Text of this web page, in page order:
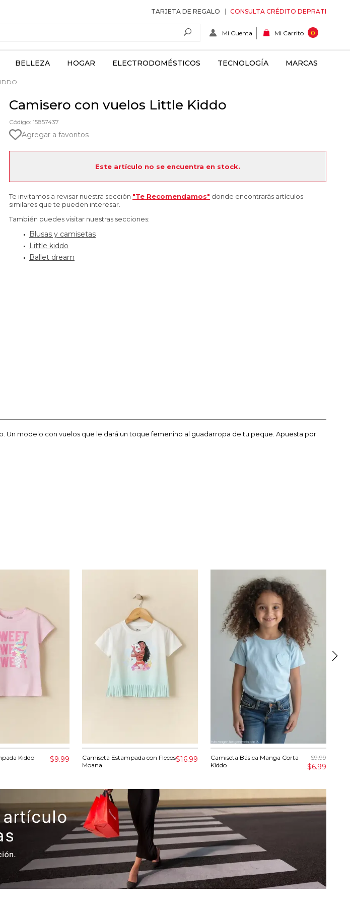
TARJETA DE REGALO CONSULTA CRÉDITO DEPRATI
Mi Cuenta Mi Carrito 0
BELLEZA HOGAR ELECTRODOMÉSTICOS TECNOLOGÍA MARCAS
Camisero con vuelos Little Kiddo
Código: 15857437
Agregar a favoritos
Este artículo no se encuentra en stock.
Te invitamos a revisar nuestra sección "Te Recomendamos" donde encontrarás artículos
similares que te pueden interesar.
También puedes visitar nuestras secciones:
Blusas y camisetas
Little kiddo
Ballet dream
modelo con vuelos que le dará un toque femenino al guadarropa de tu peque. Apuesta por
Kiddo $9.99
Camiseta Estampada con Flecos
Moana
$16.99
Camiseta Básica Manga Corta
Kiddo
$9.99
$6.99